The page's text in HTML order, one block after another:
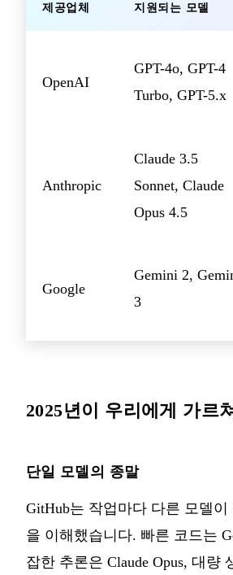
제공업체 지원되는 모델
OpenAI
GPT-4o, GPT-4
Turbo, GPT-5.x
Anthropic
Claude 3.5
Sonnet, Claude
Opus 4.5
Google
Gemini 2,
3
2025년이 우리에게 가르
단일 모델의 종말
GitHub는 작업마다 다른 모델이
을 이해했습니다. 빠른 코드는
잡한 추론은 Claude Opus, 대량